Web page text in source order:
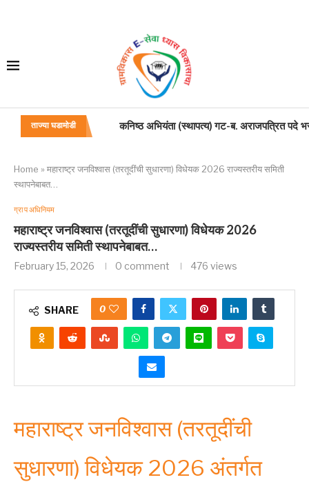
ताज्या घडामोडी
कार्यालय अधिक्षक वरिष्ठ लिपिक या पदाचे सेवाप्रवेश
Home » महाराष्ट्र जनविश्वास (तरतूदींची सुधारणा) विधेयक 2026 राज्यस्तरीय समिती
स्थापनेबाबत…
ग्रा प अधिनियम
महाराष्ट्र जनविश्वास (तरतूदींची सुधारणा) विधेयक 2026
राज्यस्तरीय समिती स्थापनेबाबत…
February 15, 2026 0 comment 476 views
SHARE 0
महाराष्ट्र जनविश्वास (तरतूदींची
सुधारणा) विधेयक 2026 अंतर्गत